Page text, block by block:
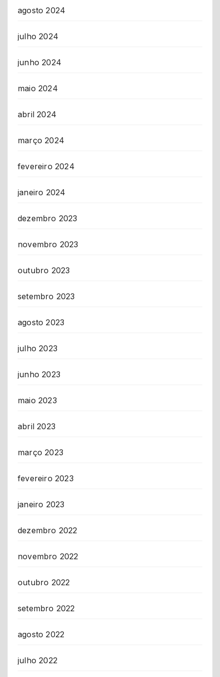
agosto 2024
julho 2024
junho 2024
maio 2024
abril 2024
março 2024
fevereiro 2024
janeiro 2024
dezembro 2023
novembro 2023
outubro 2023
setembro 2023
agosto 2023
julho 2023
junho 2023
maio 2023
abril 2023
março 2023
fevereiro 2023
janeiro 2023
dezembro 2022
novembro 2022
outubro 2022
setembro 2022
agosto 2022
julho 2022